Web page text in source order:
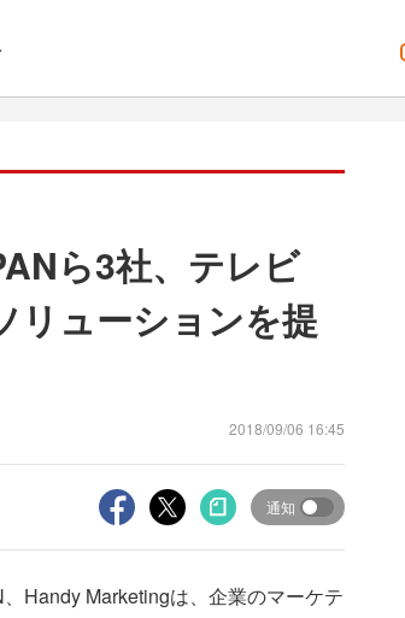
ら3社、テレビ
リューションを提
2018/09/06 16:45
通知
Handy Marketingは、企業のマーケテ